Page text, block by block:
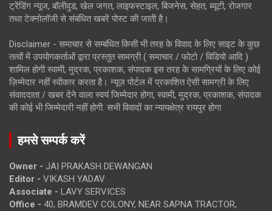
ट्रेंडिंग न्यूज, बॉलीवुड, खेल जगत, लाइफस्टाइल, बिजनेस, सेहत, ब्यूटी, रोजगार
तथा टेक्नोलॉजी से संबंधित खबरें पोस्ट की जाती है।
Disclaimer - समाचार से सम्बंधित किसी भी तरह के विवाद के लिए साइट के कुछ
तत्वों में उपयोगकर्ताओं द्वारा प्रस्तुत सामग्री ( समाचार / फोटो / विडियो आदि )
शामिल होगी स्वामी, मुद्रक, प्रकाशक, संपादक इस तरह के सामग्रियों के लिए कोई
ज़िम्मेदार नहीं स्वीकार करता है। न्यूज़ पोर्टल में प्रकाशित ऐसी सामग्री के लिए
संवाददाता / खबर देने वाला स्वयं जिम्मेदार होगा, स्वामी, मुद्रक, प्रकाशक, संपादक
की कोई भी जिम्मेदारी नहीं होगी. सभी विवादों का न्यायक्षेत्र रायपुर होगा
हमसे सम्पर्क करें
Owner - JAI PRAKASH DEWANGAN
Editor - VIKASH YADAV
Associate - LAVY SERVICES
Office - 40, BRAMDEV COLONY, NEAR SAPNA TRACTOR,